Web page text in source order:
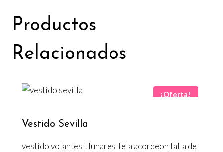
Productos
Relacionados
¡Oferta!
Vestido Sevilla
vestido volantes t lunares tela acordeon talla de